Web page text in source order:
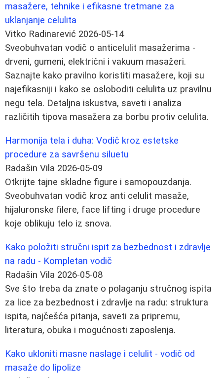
masažere, tehnike i efikasne tretmane za
uklanjanje celulita
Vitko Radinarević 2026-05-14
Sveobuhvatan vodič o anticelulit masažerima -
drveni, gumeni, električni i vakuum masažeri.
Saznajte kako pravilno koristiti masažere, koji su
najefikasniji i kako se osloboditi celulita uz pravilnu
negu tela. Detaljna iskustva, saveti i analiza
različitih tipova masažera za borbu protiv celulita.
Harmonija tela i duha: Vodič kroz estetske
procedure za savršenu siluetu
Radašin Vila 2026-05-09
Otkrijte tajne skladne figure i samopouzdanja.
Sveobuhvatan vodič kroz anti celulit masaže,
hijaluronske filere, face lifting i druge procedure
koje oblikuju telo iz snova.
Kako položiti stručni ispit za bezbednost i zdravlje
na radu - Kompletan vodič
Radašin Vila 2026-05-08
Sve što treba da znate o polaganju stručnog ispita
za lice za bezbednost i zdravlje na radu: struktura
ispita, najčešća pitanja, saveti za pripremu,
literatura, obuka i mogućnosti zaposlenja.
Kako ukloniti masne naslage i celulit - vodič od
masaže do lipolize